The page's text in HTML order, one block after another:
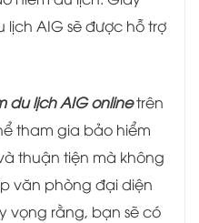
AIG sẽ được hỗ trợ
du lịch AIG onlinetrên
tham gia bảo hiểm
thuận tiện mà không
văn phòng đại diện
vọng rằng, bạn sẽ có